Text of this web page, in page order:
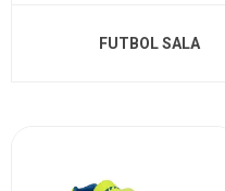
FUTBOL SALA